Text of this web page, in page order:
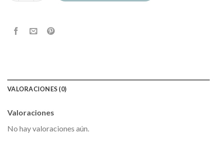
VALORACIONES (0)
Valoraciones
No hay valoraciones aún.